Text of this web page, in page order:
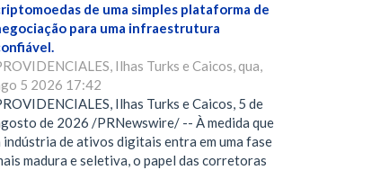
de uma simples plataforma de
para uma infraestrutura
Ilhas Turks e Caicos, qua,
5 2026 17:42
Ilhas Turks e Caicos, 5 de
de 2026 /PRNewswire/ -- À medida que
indústria de ativos digitais entra em uma fase
madura e seletiva, o papel das corretoras